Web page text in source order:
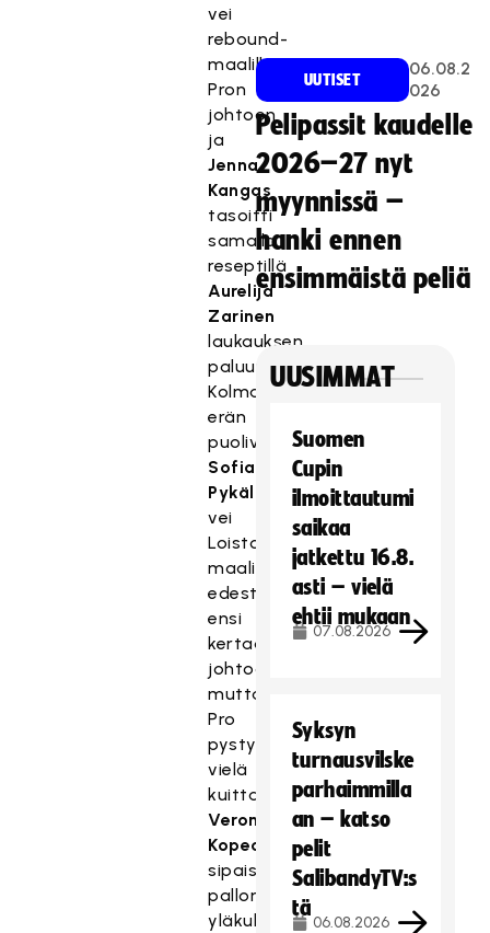
vei
rebound-
maalillaan
Pron
johtoon
ja
Jenna
Kangas
tasoitti
samalla
reseptillä
Aurelija
Zarinen
laukauksen
paluupallosta.
Kolmannen
erän
puolivälissä
Sofia
Pykäläinen
vei
Loiston
maalin
edestä
ensi
kertaa
johtoon,
mutta
Pro
pystyi
vielä
kuittaamaan
Veronika
Kopeckan
sipaistessa
pallon
yläkulmaan.
UUTISET
06.08.2
026
Pelipassit kaudelle
2026–27 nyt
myynnissä –
hanki ennen
ensimmäistä peliä
UUSIMMAT
Suomen
Cupin
ilmoittautumi
saikaa
jatkettu 16.8.
asti – vielä
ehtii mukaan
07.08.2026
Syksyn
turnausvilske
parhaimmilla
an – katso
pelit
SalibandyTV:s
tä
06.08.2026